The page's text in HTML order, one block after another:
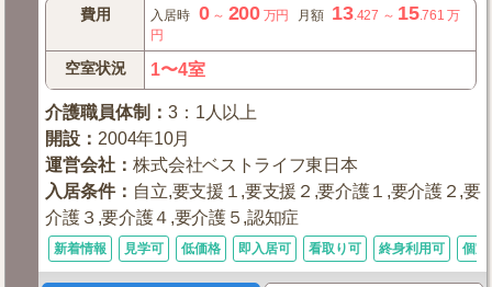
費用 入居時 0～ 200 万円 月額 13.427 ～ 15.761 万
円
空室状況 1〜4室
介護職員体制 ：3：1人以上
開設 ： 2004年10月
運営会社 ：株式会社ベストライフ東日本
入居条件： 自立,要支援１,要支援２,要介護１,要介護２,要
介護３,要介護４,要介護５,認知症
新着情報 見学可 低価格 即入居可 看取り可 終身利用可 個室